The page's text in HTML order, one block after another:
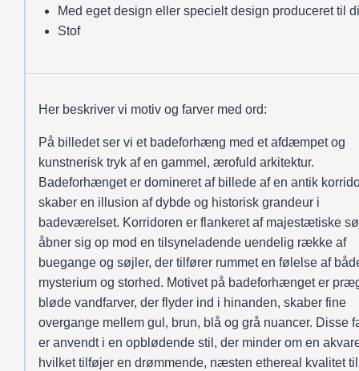
Med eget design eller specielt design produceret til
Stof
Her beskriver vi motiv og farver med ord:
På billedet ser vi et badeforhæng med et afdæmpet og
kunstnerisk tryk af en gammel, ærofuld arkitektur.
Badeforhænget er domineret af billede af en antik
skaber en illusion af dybde og historisk grandeur i
badeværelset. Korridoren er flankeret af majestætiske
åbner sig op mod en tilsyneladende uendelig række af
buegange og søjler, der tilfører rummet en følelse af
mysterium og storhed. Motivet på badeforhænget er
bløde vandfarver, der flyder ind i hinanden, skaber fine
overgange mellem gul, brun, blå og grå nuancer. Disse
er anvendt i en opblødende stil, der minder om en
hvilket tilføjer en drømmende, næsten ethereal kvalitet til